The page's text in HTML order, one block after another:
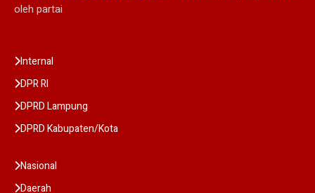
oleh partai
Internal
DPR RI
DPRD Lampung
DPRD Kabupaten/Kota
Nasional
Daerah